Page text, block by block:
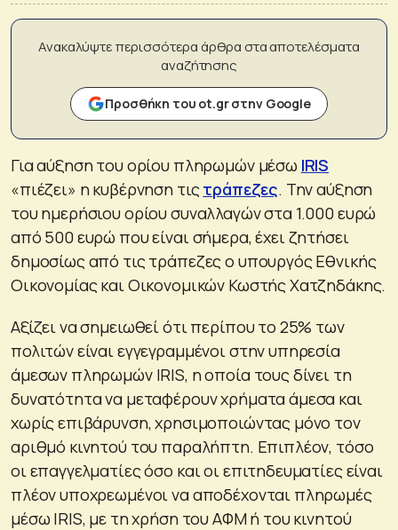
Ανακαλύψτε περισσότερα άρθρα στα αποτελέσματα
αναζήτησης
Προσθήκη του ot.gr στην Google
Για αύξηση του ορίου πληρωμών μέσω IRIS
«πιέζει» η κυβέρνηση τιςτράπεζες. Την αύξηση
του ημερήσιου ορίου συναλλαγών στα 1.000 ευρώ
από 500 ευρώ που είναι σήμερα, έχει ζητήσει
δημοσίως από τις τράπεζες ο υπουργός Εθνικής
Οικονομίας και Οικονομικών Κωστής Χατζηδάκης.
Αξίζει να σημειωθεί ότι περίπου το 25% των
πολιτών είναι εγγεγραμμένοι στην υπηρεσία
άμεσων πληρωμών IRIS, η οποία τους δίνει τη
δυνατότητα να μεταφέρουν χρήματα άμεσα και
χωρίς επιβάρυνση, χρησιμοποιώντας μόνο τον
αριθμό κινητού του παραλήπτη. Επιπλέον, τόσο
οι επαγγελματίες όσο και οι επιτηδευματίες είναι
πλέον υποχρεωμένοι να αποδέχονται πληρωμές
μέσω IRIS, με τη χρήση του ΑΦΜ ή του κινητού